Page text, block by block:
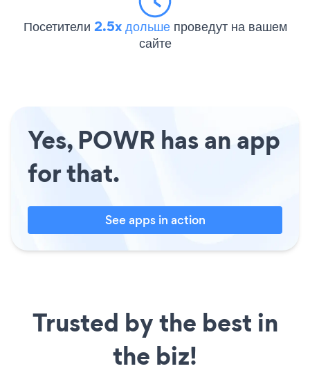
Посетители 2.5x дольше проведут на вашем
сайте
Yes, POWR has an app
for that.
See apps in action
Trusted by the best in
the biz!